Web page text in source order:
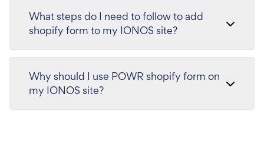
What steps do I need to follow to add
shopify form to my IONOS site?
Why should I use POWR shopify form on
my IONOS site?